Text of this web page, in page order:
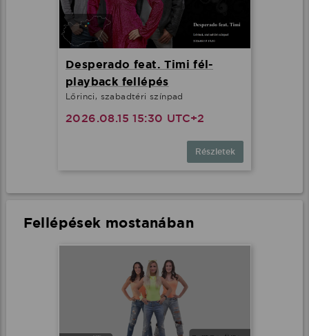
Desperado feat. Timi fél-
playback fellépés
Lőrinci, szabadtéri színpad
2026.08.15 15:30 UTC+2
Részletek
Fellépések mostanában